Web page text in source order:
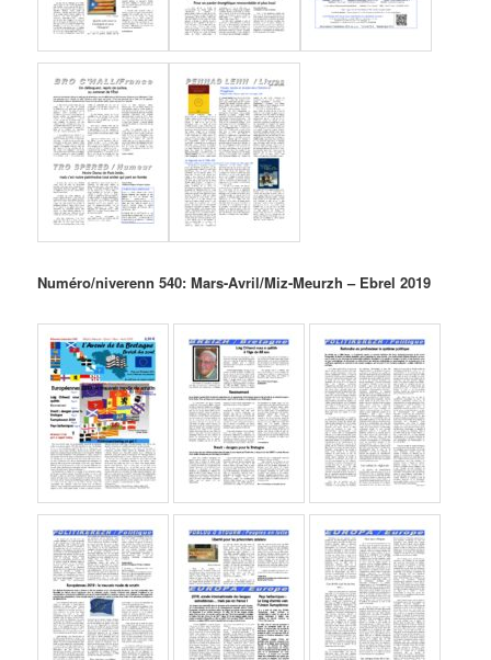
Numéro/niverenn 540: Mars-Avril/Miz-Meurzh – Ebrel 2019